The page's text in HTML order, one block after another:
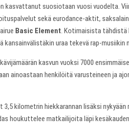
suosiotaan vuosi vuodelta.
sekä eurodance-aktit,
Basic Element. Kotimaisista tähdistä
kansainvälistäkin uraa tekevä rap-musiikin
kasvun vuoksi 7000
ainoastaan henkilöitä varusteineen ja
kilometrin hiekkarannan lisäksi
houkuttelee matkailijoita läpi